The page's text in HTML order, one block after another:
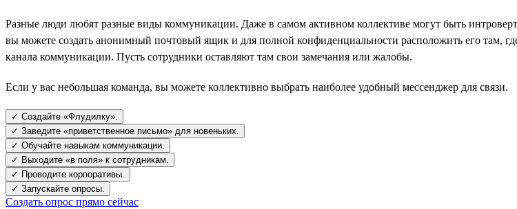
Разные люди любят разные виды коммуникации. Даже в самом активном коллективе могут быть
вы можете создать анонимный почтовый ящик и для полной конфиденциальности расположить его там,
канала коммуникации. Пусть сотрудники оставляют там свои замечания или жалобы.
Если у вас небольшая команда, вы можете коллективно выбрать наиболее удобный мессенджер для связи.
✓ Создайте «Флудилку».
✓ Заведите «приветственное письмо» для новеньких.
✓ Обучайте навыкам коммуникации.
✓ Выходите «в поля» к сотрудникам.
✓ Проводите корпоративы.
✓ Запускайте опросы.
Создать опрос прямо сейчас